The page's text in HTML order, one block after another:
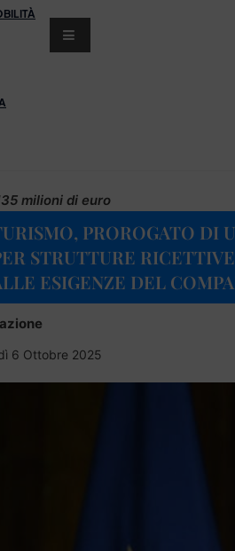
milioni di euro
PROROGATO DI
STRUTTURE
ESIGENZE DEL
6 Ottobre 2025